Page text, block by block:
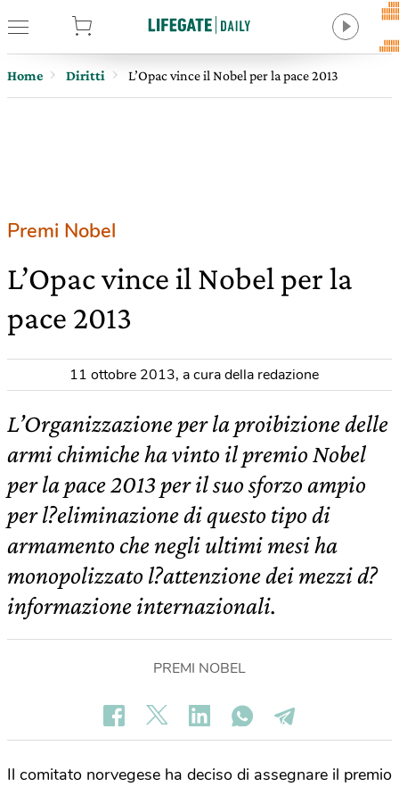
Home Diritti L’Opac vince il Nobel per la pace 2013
Premi Nobel
L’Opac vince il Nobel per la
pace 2013
11 ottobre 2013, a cura della redazione
L’Organizzazione per la proibizione delle
armi chimiche ha vinto il premio Nobel
per la pace 2013 per il suo sforzo ampio
per l?eliminazione di questo tipo di
armamento che negli ultimi mesi ha
monopolizzato l?attenzione dei mezzi d?
informazione internazionali.
PREMI NOBEL
Il comitato norvegese ha deciso di assegnare il premio